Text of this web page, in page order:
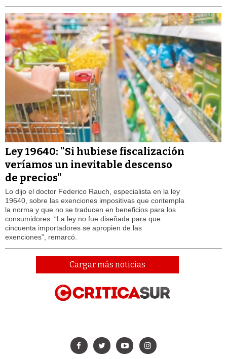
Ley 19640: "Si hubiese fiscalización
veríamos un inevitable descenso
de precios"
Lo dijo el doctor Federico Rauch, especialista en la ley
19640, sobre las exenciones impositivas que contempla
la norma y que no se traducen en beneficios para los
consumidores. “La ley no fue diseñada para que
cincuenta importadores se apropien de las
exenciones”, remarcó.
Cargar más noticias